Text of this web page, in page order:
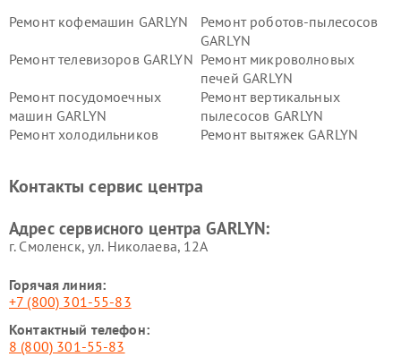
Ремонт кофемашин GARLYN
Ремонт роботов-пылесосов
GARLYN
Ремонт телевизоров GARLYN Ремонт микроволновых
печей GARLYN
Ремонт посудомоечных
машин GARLYN
Ремонт вертикальных
пылесосов GARLYN
Ремонт холодильников
Ремонт вытяжек GARLYN
стеклоочистителей GARLYN
GARLYN
GARLYN
Контакты сервис центра
Адрес сервисного центра GARLYN:
г. Смоленск, ул. Николаева, 12А
Горячая линия:
+7 (800) 301-55-83
Контактный телефон:
8 (800) 301-55-83